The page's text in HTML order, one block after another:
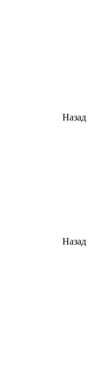
Назад
Назад